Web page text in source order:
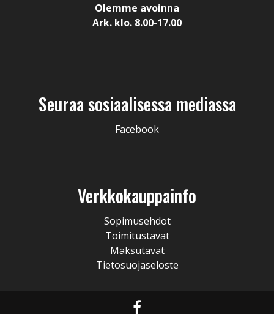
Olemme avoinna
Ark. klo. 8.00-17.00
Seuraa sosiaalisessa mediassa
Facebook
Verkkokauppainfo
Sopimusehdot
Toimitustavat
Maksutavat
Tietosuojaseloste